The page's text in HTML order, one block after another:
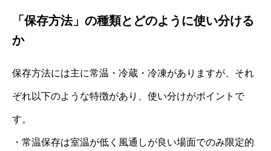
「保存方法」の種類とどのように使い分ける
か
保存方法には主に常温・冷蔵・冷凍がありますが、それ
ぞれ以下のような特徴があり、使い分けがポイントで
す。
・常温保存は室温が低く風通しが良い場面でのみ限定的